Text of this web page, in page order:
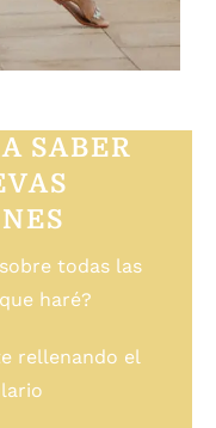
SABER
todas las
haré?
rellenando el